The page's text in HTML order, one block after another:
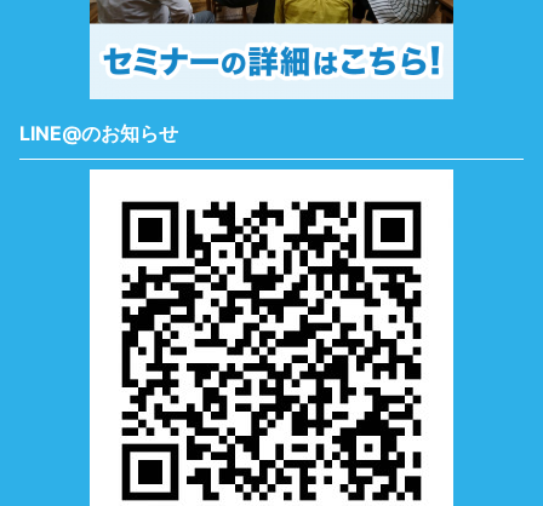
LINE@のお知らせ